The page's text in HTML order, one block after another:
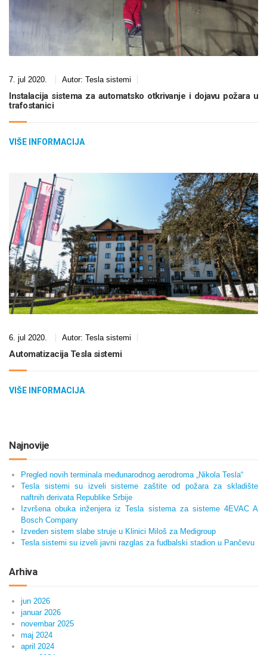
7. jul 2020. Autor: Tesla sistemi
Instalacija sistema za automatsko otkrivanje i dojavu požara u
trafostanici
VIŠE INFORMACIJA
6. jul 2020. Autor: Tesla sistemi
Automatizacija Tesla sistemi
VIŠE INFORMACIJA
Najnovije
Pregled novih terminala međunarodnog aerodroma „Nikola Tesla“
Tesla sistemi su izveli sisteme zaštite od požara za skladište
naftnih derivata Republike Srbije
Izvršena obuka inženjera iz Tesla sistema za sisteme 4EVAC A
Bosch Company
Izveden sistem slabe struje u Klinici Miloš za Medigroup
Tesla sistemi su izveli javni razglas za fudbalski stadion u Pančevu
Arhiva
jun 2026
januar 2026
novembar 2025
maj 2024
april 2024